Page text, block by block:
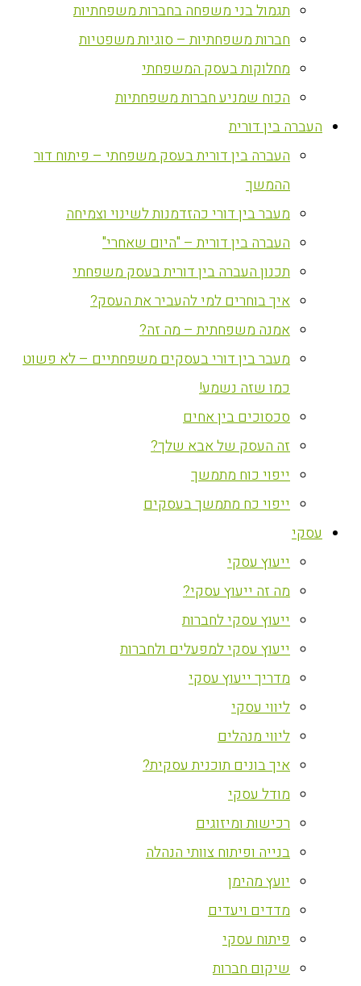
תגמול בני משפחה בחברות משפחתיות
חברות משפחתיות – סוגיות משפטיות
מחלוקות בעסק המשפחתי
הכוח שמניע חברות משפחתיות
העברה בין דורית
העברה בין דורית בעסק משפחתי – פיתוח דור
ההמשך
מעבר בין דורי כהזדמנות לשינוי וצמיחה
העברה בין דורית – "היום שאחרי"
תכנון העברה בין דורית בעסק משפחתי
איך בוחרים למי להעביר את העסק?
אמנה משפחתית – מה זה?
מעבר בין דורי בעסקים משפחתיים – לא פשוט
כמו שזה נשמע!
סכסוכים בין אחים
זה העסק של אבא שלך?
ייפוי כוח מתמשך
ייפוי כח מתמשך בעסקים
עסקי
ייעוץ עסקי
מה זה ייעוץ עסקי?
ייעוץ עסקי לחברות
ייעוץ עסקי למפעלים ולחברות
מדריך ייעוץ עסקי
ליווי עסקי
ליווי מנהלים
איך בונים תוכנית עסקית?
מודל עסקי
רכישות ומיזוגים
בנייה ופיתוח צוותי הנהלה
יועץ מהימן
מדדים ויעדים
פיתוח עסקי
שיקום חברות